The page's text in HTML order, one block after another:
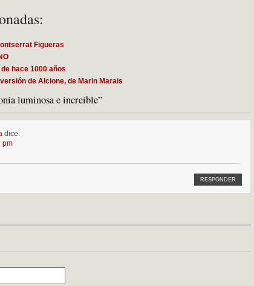
Figueras
hace 1000 años
de Alcione, de Marin Marais
luminosa e increíble”
dice:
pm
RESPONDER